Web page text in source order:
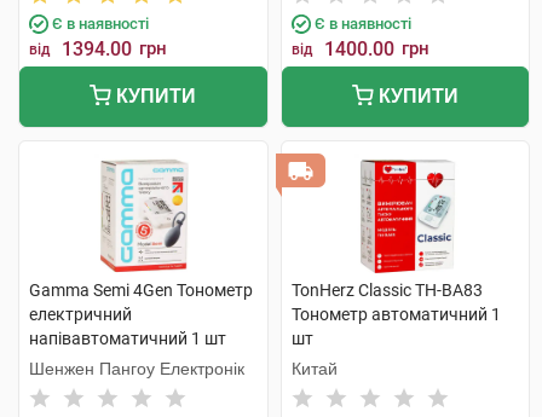
Є в наявності
від 1394.00 грн
КУПИТИ
Є в наявності
від 1400.00 грн
КУПИТИ
Gamma Semi 4Gen Тонометр
електричний
напівавтоматичний 1 шт
Шенжен Пангоу Електронік
TonHerz Classic ТН-ВА83
Тонометр автоматичний 1
шт
Китай